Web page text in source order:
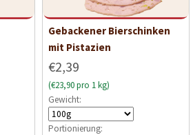
Gebackener Bierschinken
mit Pistazien
€2,39
(€23,90 pro 1 kg)
Gewicht:
Portionierung: